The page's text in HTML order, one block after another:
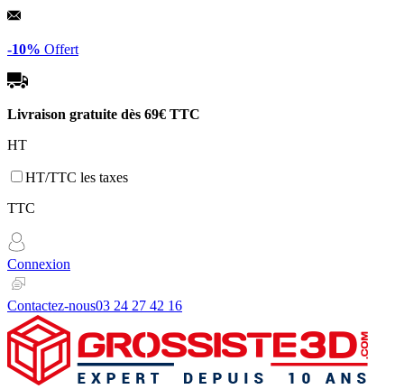
Panneau de gestion des cookies
-10% Offert
Livraison gratuite dès 69€ TTC
HT
HT/TTC les taxes
TTC
Connexion
Contactez-nous03 24 27 42 16